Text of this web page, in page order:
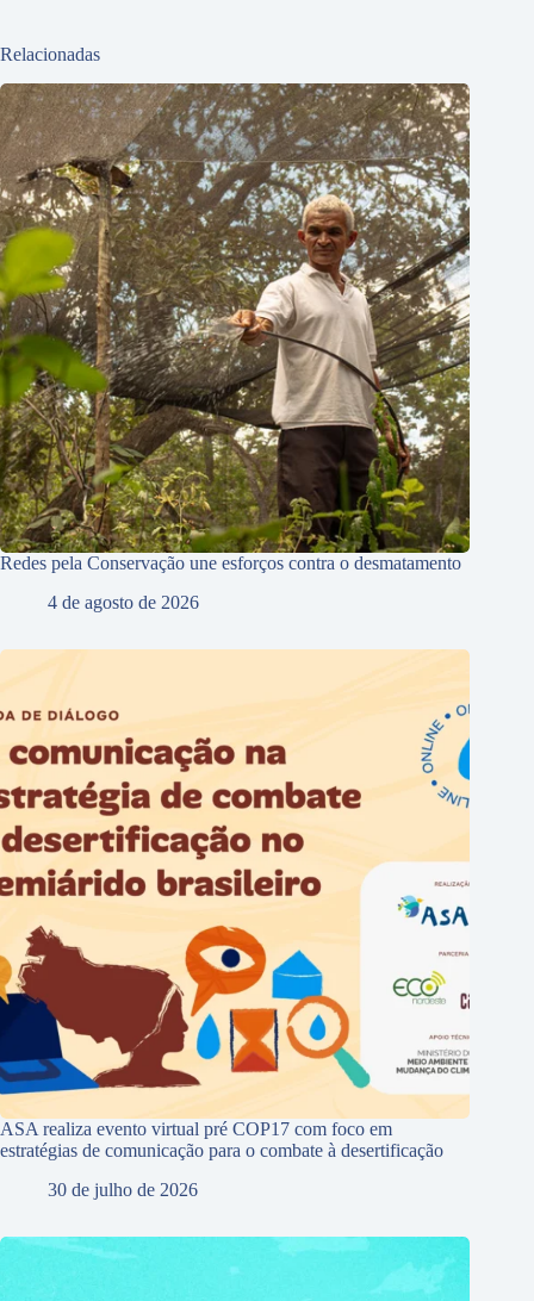
Relacionadas
Redes pela Conservação une esforços contra o desmatamento
4 de agosto de 2026
ASA realiza evento virtual pré COP17 com foco em
estratégias de comunicação para o combate à desertificação
30 de julho de 2026